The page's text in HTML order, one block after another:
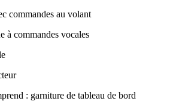
commandes au volant
à commandes vocales
: garniture de tableau de bord